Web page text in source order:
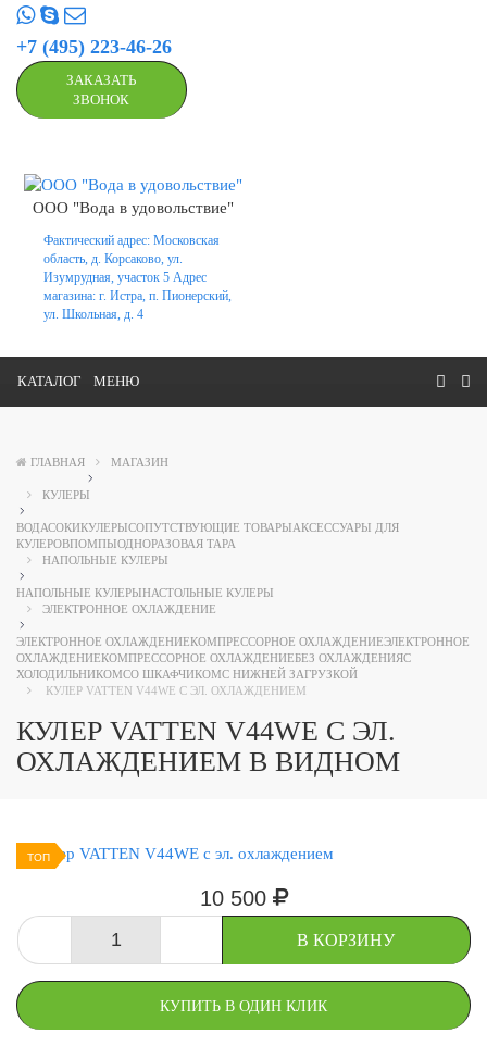
+7 (495) 223-46-26
ЗАКАЗАТЬ
ЗВОНОК
ООО "Вода в удовольствие"
Фактический адрес: Московская
область, д. Корсаково, ул.
Изумрудная, участок 5 Адрес
магазина: г. Истра, п. Пионерский,
ул. Школьная, д. 4
КАТАЛОГ МЕНЮ
ГЛАВНАЯ МАГАЗИН
КУЛЕРЫ
ВОДАСОКИКУЛЕРЫСОПУТСТВУЮЩИЕ ТОВАРЫАКСЕССУАРЫ ДЛЯ
КУЛЕРОВПОМПЫОДНОРАЗОВАЯ ТАРА
НАПОЛЬНЫЕ КУЛЕРЫ
НАПОЛЬНЫЕ КУЛЕРЫНАСТОЛЬНЫЕ КУЛЕРЫ
ЭЛЕКТРОННОЕ ОХЛАЖДЕНИЕ
ЭЛЕКТРОННОЕ ОХЛАЖДЕНИЕКОМПРЕССОРНОЕ ОХЛАЖДЕНИЕЭЛЕКТРОННОЕ
ОХЛАЖДЕНИЕКОМПРЕССОРНОЕ ОХЛАЖДЕНИЕБЕЗ ОХЛАЖДЕНИЯС
ХОЛОДИЛЬНИКОМСО ШКАФЧИКОМС НИЖНЕЙ ЗАГРУЗКОЙ
КУЛЕР VATTEN V44WE С ЭЛ. ОХЛАЖДЕНИЕМ
КУЛЕР VATTEN V44WE С ЭЛ.
ОХЛАЖДЕНИЕМ В ВИДНОМ
ТОП
10 500
В КОРЗИНУ
КУПИТЬ В ОДИН КЛИК